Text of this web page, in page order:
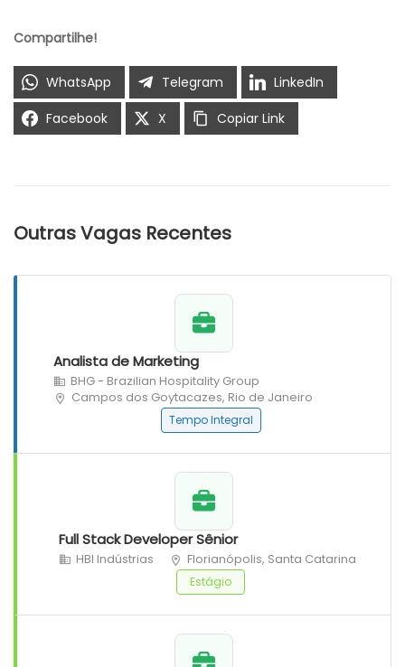
Compartilhe!
WhatsApp Telegram
LinkedIn
Facebook
X Copiar Link
Outras Vagas Recentes
Analista de Marketing
BHG - Brazilian Hospitality Group
Campos dos Goytacazes, Rio de Janeiro
Tempo Integral
Full Stack Developer Sênior
HBI Indústrias Florianópolis, Santa Catarina
Estágio